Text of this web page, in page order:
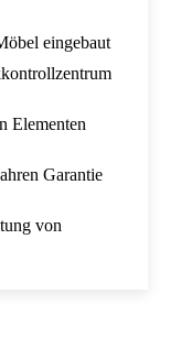
eingebaut
Elementen
Garantie
von